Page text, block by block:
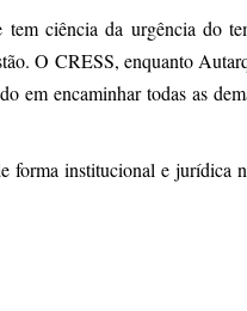
ciência da urgência do
O CRESS, enquanto
em encaminhar todas as
forma institucional e jurídica